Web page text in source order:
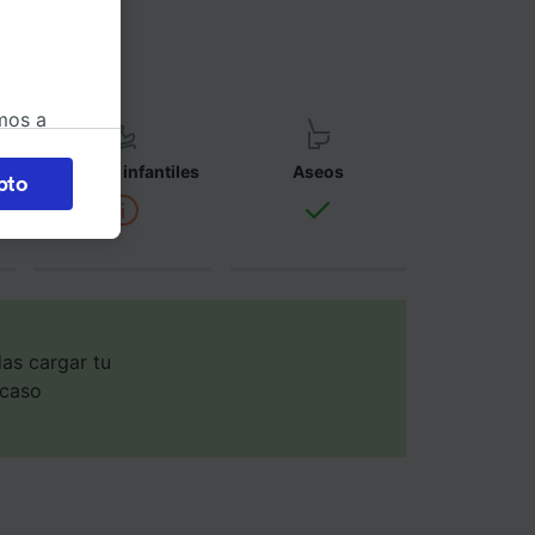
Asientos infantiles Aseos
cargar tu
a
la
ello.
las